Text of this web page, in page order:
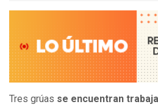
Tres grúas se encuentran